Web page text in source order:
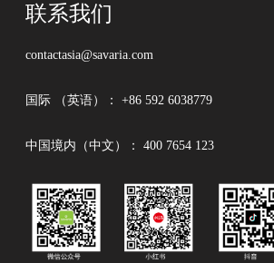
联系我们
contactasia@savaria.com
国际 （英语）： +86 592 6038779
中国境内（中文）： 400 7654 123